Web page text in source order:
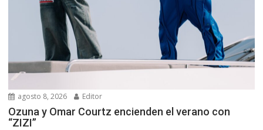
agosto 8, 2026 Editor
Ozuna y Omar Courtz encienden el verano con
“ZIZI”